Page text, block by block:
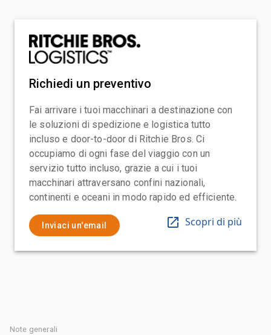
Richiedi un preventivo
Fai arrivare i tuoi macchinari a destinazione con
le soluzioni di spedizione e logistica tutto
incluso e door-to-door di Ritchie Bros. Ci
occupiamo di ogni fase del viaggio con un
servizio tutto incluso, grazie a cui i tuoi
macchinari attraversano confini nazionali,
continenti e oceani in modo rapido ed efficiente.
Inviaci un'email Scopri di più
Note generali